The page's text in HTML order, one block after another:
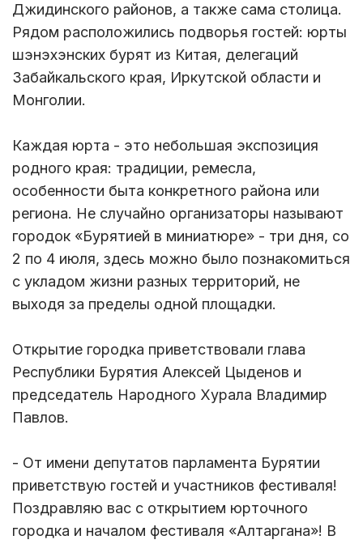
Джидинского районов, а также сама столица.
Рядом расположились подворья гостей: юрты
шэнэхэнских бурят из Китая, делегаций
Забайкальского края, Иркутской области и
Монголии.
Каждая юрта - это небольшая экспозиция
родного края: традиции, ремесла,
особенности быта конкретного района или
региона. Не случайно организаторы называют
городок «Бурятией в миниатюре» - три дня, со
2 по 4 июля, здесь можно было познакомиться
с укладом жизни разных территорий, не
выходя за пределы одной площадки.
Открытие городка приветствовали глава
Республики Бурятия Алексей Цыденов и
председатель Народного Хурала Владимир
Павлов.
- От имени депутатов парламента Бурятии
приветствую гостей и участников фестиваля!
Поздравляю вас с открытием юрточного
городка и началом фестиваля «Алтаргана»! В